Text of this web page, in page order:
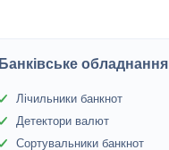
Банківське обладнання
Лічильники банкнот
Детектори валют
Сортувальники банкнот